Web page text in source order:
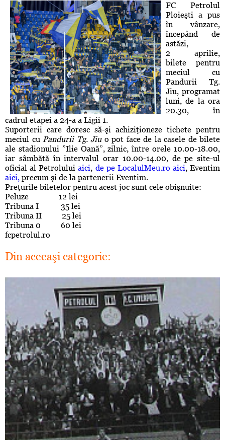
FC Petrolul
Ploieşti a pus
în vânzare,
începând de
astăzi,
2 aprilie,
bilete pentru
meciul cu
Pandurii Tg.
Jiu, programat
luni, de la ora
20.30, în
cadrul etapei a 24-a a Ligii 1.
Suporterii care doresc să-şi achiziţioneze tichete pentru
meciul cu Pandurii Tg. Jiuo pot face de la casele de bilete
ale stadionului ”Ilie Oană”, zilnic, între orele 10.00-18.00,
iar sâmbătă în intervalul orar 10.00-14.00, de pe site-ul
oficial al Petroluluiaici, de pe LocalulMeu.ro aici, Eventim
aici, precum şi de la partenerii Eventim.
Preţurile biletelor pentru acest joc sunt cele obişnuite:
Peluze 12 lei
Tribuna I 35 lei
Tribuna II 25 lei
Tribuna 0 60 lei
fcpetrolul.ro
Din aceeaşi categorie: